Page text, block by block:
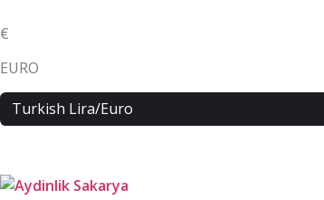
€
EURO
Turkish Lira/Euro